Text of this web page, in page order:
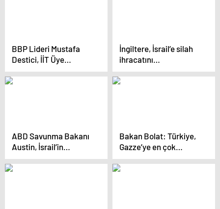
BBP Lideri Mustafa
Destici, İİT Üye
Ülkelerine İsrail ile
İlişkileri Dondurma
İngiltere, İsrail’e silah
ihracatını
durdurmayacak
ABD Savunma Bakanı
Austin, İsrail’in
Gazze’deki eylemlerini
soykırım olarak
Bakan Bolat: Türkiye,
Gazze’ye en çok
yardım ulaştıran
ülkelerden biri